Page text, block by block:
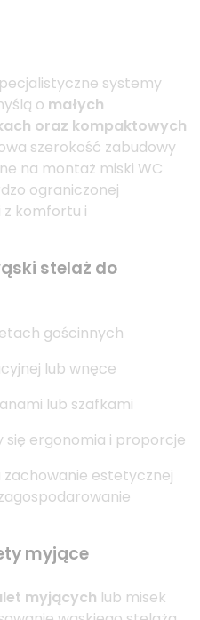
systemy
o małych
oraz kompaktowych
szerokość zabudowy
na montaż miski WC
ograniczonej
z komfortu i
stelaż do
gościnnych
lub wnęce
lub szafkami
się ergonomia i proporcje
zachowanie estetycznej
myjące
myjących lub misek